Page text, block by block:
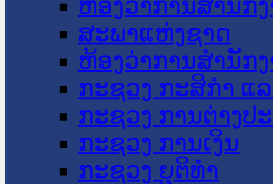
ຫ້ອງວ່າການສໍານັກ
ສະພາແຫ່ງຊາດ
ຫ້ອງວ່າການສຳນັກ
ກະຊວງ ກະສິກຳ ແ
ກະຊວງ ການຕ່າງປ
ກະຊວງ ການເງິນ
ກະຊວງ ຍຸຕິທໍາ